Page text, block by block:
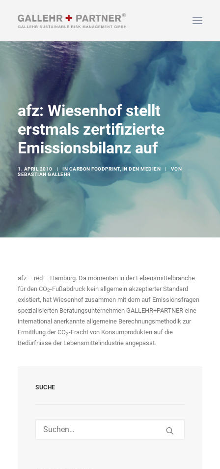
NEWS & INFOS
KONTAKT
afz: Wiesenhof stellt
erstmals zertifizierte
Emissionsbilanz auf
1. APRIL 2010 | IN CARBON FOODPRINT, IN DEN MEDIEN |
VON
SEBASTIAN GALLEHR
afz – red – Hamburg. Da momentan in der Lebensmittelbranche
für den CO2-Fußabdruck kein allgemein akzeptierter Standard
existiert, hat Wiesenhof zusammen mit dem auf Emissionsfragen
spezialisierten Beratungsunternehmen GALLEHR+PARTNER eine
international anerkannte allgemeine Berechnungsmethodik zur
Ermittlung der CO2-Fracht von Konsumprodukten auf die
Bedürfnisse der Lebensmittelindustrie angepasst.
SUCHE